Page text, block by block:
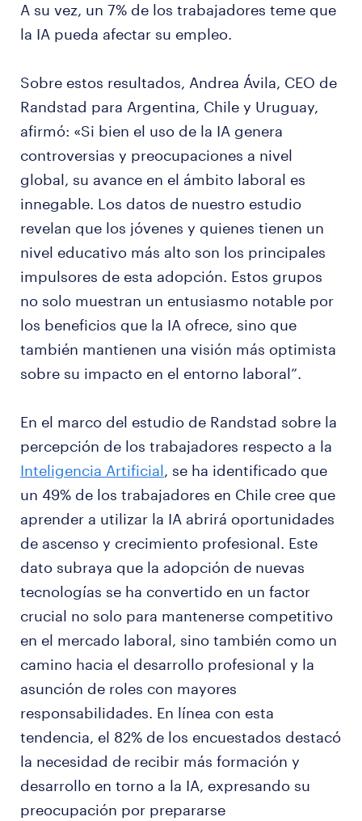
A su vez, un 7% de los trabajadores teme que
la IA pueda afectar su empleo.
Sobre estos resultados, Andrea Ávila, CEO de
Randstad para Argentina, Chile y Uruguay,
afirmó: «Si bien el uso de la IA genera
controversias y preocupaciones a nivel
global, su avance en el ámbito laboral es
innegable. Los datos de nuestro estudio
revelan que los jóvenes y quienes tienen un
nivel educativo más alto son los principales
impulsores de esta adopción. Estos grupos
no solo muestran un entusiasmo notable por
los beneficios que la IA ofrece, sino que
también mantienen una visión más optimista
sobre su impacto en el entorno laboral”.
En el marco del estudio de Randstad sobre la
percepción de los trabajadores respecto a la
Inteligencia Artificial, se ha identificado que
un 49% de los trabajadores en Chile cree que
aprender a utilizar la IA abrirá oportunidades
de ascenso y crecimiento profesional. Este
dato subraya que la adopción de nuevas
tecnologías se ha convertido en un factor
crucial no solo para mantenerse competitivo
en el mercado laboral, sino también como un
camino hacia el desarrollo profesional y la
asunción de roles con mayores
responsabilidades. En línea con esta
tendencia, el 82% de los encuestados destacó
la necesidad de recibir más formación y
desarrollo en torno a la IA, expresando su
preocupación por prepararse